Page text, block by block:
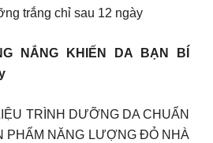
trắng chỉ sau 12 ngày
NẮNG KHIẾN DA BẠN BÍ
TRÌNH DƯỠNG DA CHUẨN
PHẨM NĂNG LƯỢNG ĐỎ NHÀ